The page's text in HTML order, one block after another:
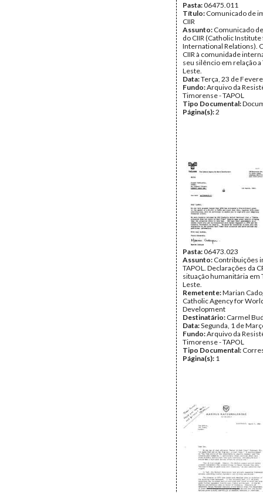
Pasta:06475.011
Título: Comunicado de
CIIR
Assunto: Comunicado
do CIIR (Catholic
International Relations).
CIIR à comunidade
seu silêncio em relação
Leste.
Data:Terça, 23 de
Fundo:Arquivo da
Timorense - TAPOL
Tipo Documental:
Página(s):2
Pasta:06473.023
Assunto: Contribuições
TAPOL. Declarações da
situação humanitária em
Leste.
Remetente:Marian
Catholic Agency for
Development
Destinatário: Carmel
Data:Segunda, 1 de
Fundo:Arquivo da
Timorense - TAPOL
Tipo Documental:
Página(s): 1